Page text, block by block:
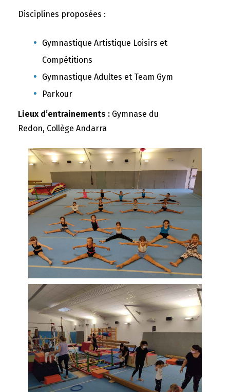
Disciplines proposées :
Gymnastique Artistique Loisirs et
Compétitions
Gymnastique Adultes et Team Gym
Parkour
Lieux d’entrainements : Gymnase du
Redon, Collège Andarra